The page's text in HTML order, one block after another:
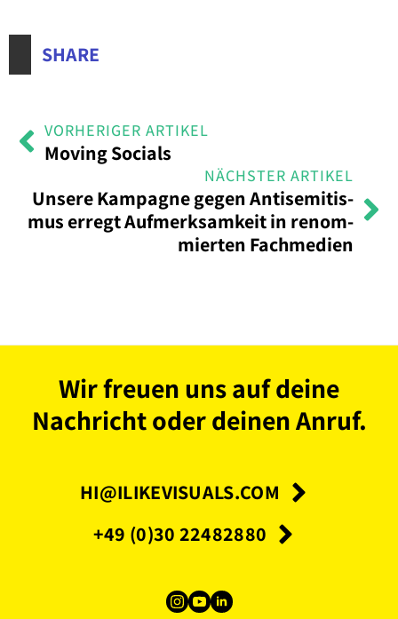
SHARE
VORHERIGER ARTIKEL
Moving Socials
NÄCHSTER ARTIKEL
Unse­re Kam­pa­gne gegen Anti­se­mi­tis­
mus erregt Auf­merk­sam­keit in renom­
mier­ten Fach­me­di­en
Wir freuen uns auf deine
Nachricht oder deinen Anruf.
HI@ILIKEVISUALS.COM
+49 (0)30 22482880